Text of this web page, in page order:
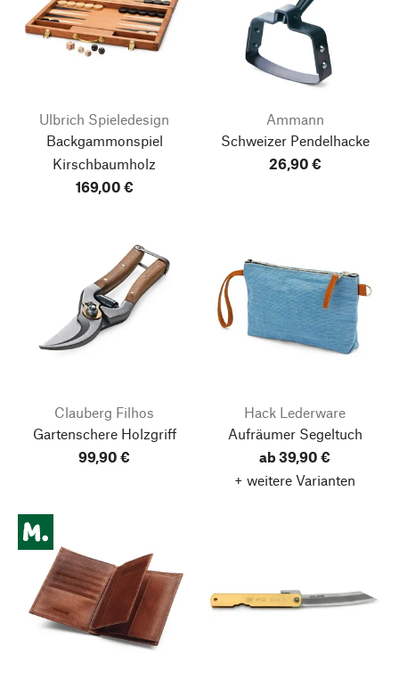
Ulbrich Spieledesign
Backgammonspiel
Kirschbaumholz
169,00 €
Ammann
Schweizer Pendelhacke
26,90 €
Clauberg Filhos
Gartenschere Holzgriff
99,90 €
Hack Lederware
Aufräumer Segeltuch
ab 39,90 €
+ weitere Varianten